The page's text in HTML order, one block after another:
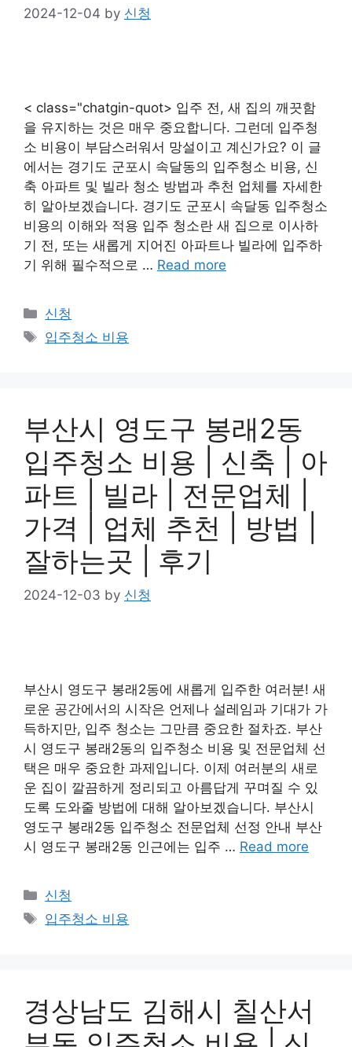
2024-12-04 by 신청
< class="chatgin-quot> 입주 전, 새 집의 깨끗함
을 유지하는 것은 매우 중요합니다. 그런데 입주청
소 비용이 부담스러워서 망설이고 계신가요? 이 글
에서는 경기도 군포시 속달동의 입주청소 비용, 신
축 아파트 및 빌라 청소 방법과 추천 업체를 자세한
히 알아보겠습니다. 경기도 군포시 속달동 입주청소
비용의 이해와 적용 입주 청소란 새 집으로 이사하
기 전, 또는 새롭게 지어진 아파트나 빌라에 입주하
기 위해 필수적으로 … Read more
Categories
신청
Tags
입주청소 비용
부산시 영도구 봉래2동
입주청소 비용 | 신축 | 아
파트 | 빌라 | 전문업체 |
가격 | 업체 추천 | 방법 |
잘하는곳 | 후기
2024-12-03 by 신청
부산시 영도구 봉래2동에 새롭게 입주한 여러분! 새
로운 공간에서의 시작은 언제나 설레임과 기대가 가
득하지만, 입주 청소는 그만큼 중요한 절차죠. 부산
시 영도구 봉래2동의 입주청소 비용 및 전문업체 선
택은 매우 중요한 과제입니다. 이제 여러분의 새로
운 집이 깔끔하게 정리되고 아름답게 꾸며질 수 있
도록 도와줄 방법에 대해 알아보겠습니다. 부산시
영도구 봉래2동 입주청소 전문업체 선정 안내 부산
시 영도구 봉래2동 인근에는 입주 … Read more
Categories
신청
Tags
입주청소 비용
경상남도 김해시 칠산서